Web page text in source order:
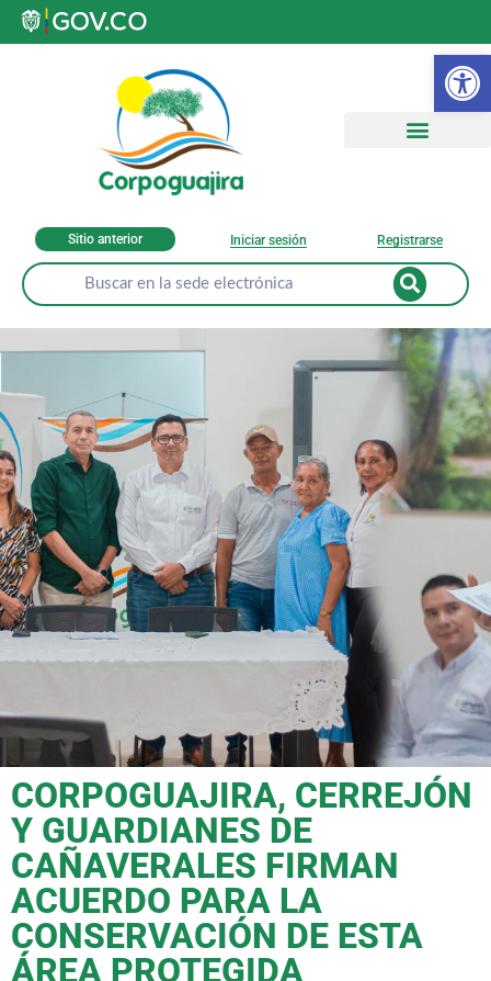
Sitio anterior Iniciar sesión Registrarse
CORPOGUAJIRA, CERREJÓN
Y GUARDIANES DE
CAÑAVERALES FIRMAN
ACUERDO PARA LA
CONSERVACIÓN DE ESTA
ÁREA PROTEGIDA